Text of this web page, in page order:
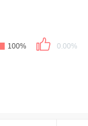
100% 0.00%